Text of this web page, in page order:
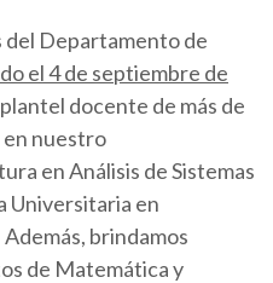
del Departamento de
el 4 de septiembre de
docente de más de
en nuestro
en Análisis de Sistemas
Universitaria en
brindamos
de Matemática y